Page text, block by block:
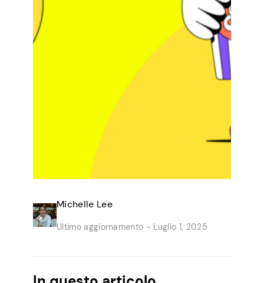
Michelle Lee
Ultimo aggiornamento - Luglio 1, 2025